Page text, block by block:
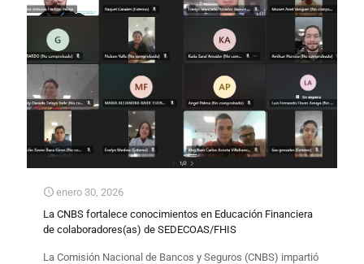
enero 30, 2026
La CNBS fortalece conocimientos en Educación Financiera
de colaboradores(as) de SEDECOAS/FHIS
La Comisión Nacional de Bancos y Seguros (CNBS) impartió